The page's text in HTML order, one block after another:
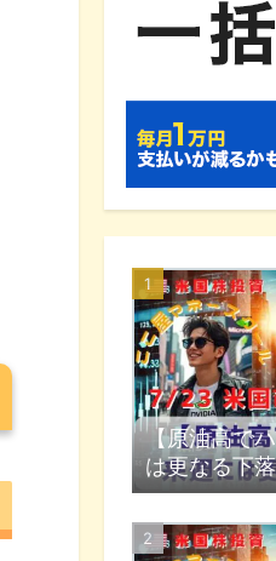
【原油高で
は更なる下